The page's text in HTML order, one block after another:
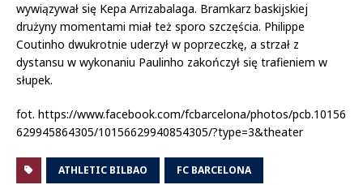
wywiązywał się Kepa Arrizabalaga. Bramkarz baskijskiej
drużyny momentami miał też sporo szczęścia. Philippe
Coutinho dwukrotnie uderzył w poprzeczkę, a strzał z
dystansu w wykonaniu Paulinho zakończył się trafieniem w
słupek.
fot. https://www.facebook.com/fcbarcelona/photos/pcb.10156
629945864305/10156629940854305/?type=3&theater
ATHLETIC BILBAO FC BARCELONA